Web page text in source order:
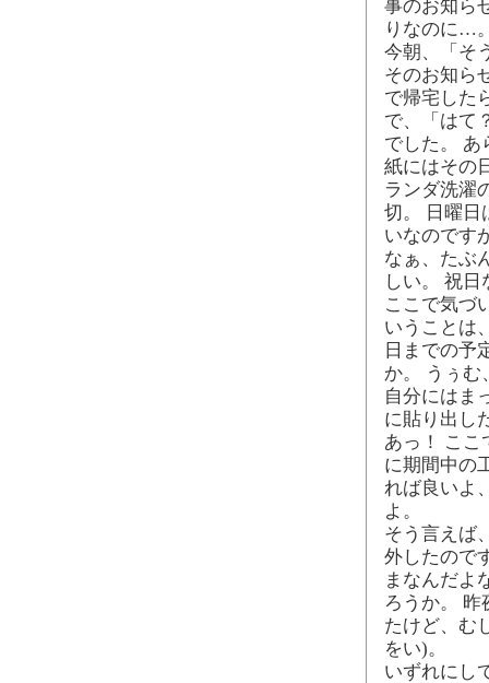
事のお知ら
りなのに…
今朝、「そ
そのお知ら
で帰宅した
で、「はて
でした。 あ
紙にはその
ランダ洗濯
切。 日曜日
いなのです
なぁ、たぶ
しい。 祝
ここで気づ
いうことは
日までの予
か。 うぅむ
自分にはま
に貼り出し
あっ！ ここ
に期間中の
れば良いよ
よ。
そう言えば
外したので
まなんだよ
ろうか。
たけど、む
をい)。
いずれにし